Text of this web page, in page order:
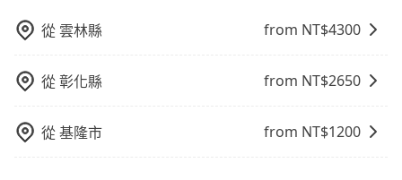
而不預約包車，不僅每人至少額外負擔690元車資，而且
預約tripool！如果你是三人以下要乘車，也可參考
tripool的拼車共乘服務，最多可再節省50%的交通費
用。
前通知我方，可提供全額退款或免費改期。如班機航行
時間減少而提前落地，可在落地後直接與司機電話聯
繫，司機只要車上無乘客或已經在機場周邊，會盡快配
合旅客乘車。
從雲林縣 from NT$4300
從彰化縣 from NT$2650
從基隆市 from NT$1200